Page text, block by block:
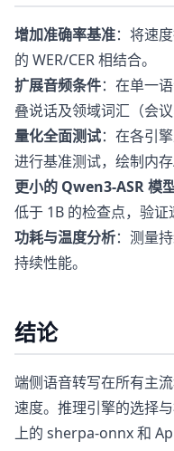
增加准确率基准：将速
的 WER/CER 相结合。
扩展音频条件：在单一
叠说话及领域词汇（会
量化全面测试：在各引
进行基准测试，绘制内
更小的 Qwen3-ASR 模
低于 1B 的检查点，验证
功耗与温度分析：测量
持续性能。
结论
端侧语音转写在所有主
速度。推理引擎的选择
上的 sherpa-onnx 和